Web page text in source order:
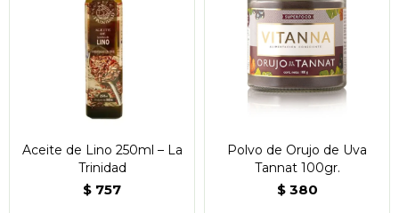
Aceite de Lino 250ml – La
Trinidad
$ 757
Polvo de Orujo de Uva
Tannat 100gr.
$ 380